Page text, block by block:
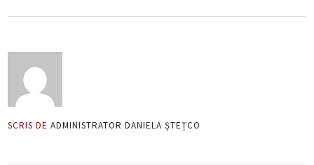
SCRIS DE ADMINISTRATOR DANIELA ȘTEȚCO